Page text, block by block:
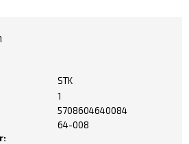
STK
1
5708604640084
64-008